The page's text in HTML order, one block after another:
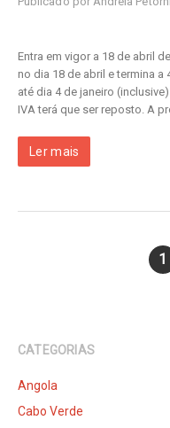
Entra em vigor a 18 de abril
no dia 18 de abril e termina a
até dia 4 de janeiro
IVA terá que ser reposto. A
Ler mais
1
CATEGORIAS
Angola
Cabo Verde